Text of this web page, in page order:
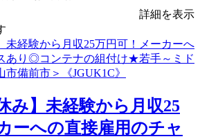
詳細を表示
み】未経験から月収25
ーへの直接雇用のチャ